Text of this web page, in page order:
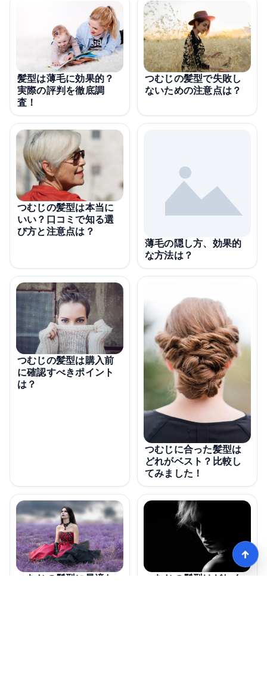
髪型は薄毛に効果的？
実際の評判を徹底調
査！
つむじの髪型で失敗し
ないための注意点は？
つむじの髪型は本当に
いい？口コミで知る選
び方と注意点は？
薄毛の隠し方、効果的
な方法は？
つむじの髪型は購入前
に確認すべきポイント
は？
つむじに合った髪型は
どれがベスト？比較し
てみました！
つむじの髪型に最適な
つむじの髪型はどれく
↑